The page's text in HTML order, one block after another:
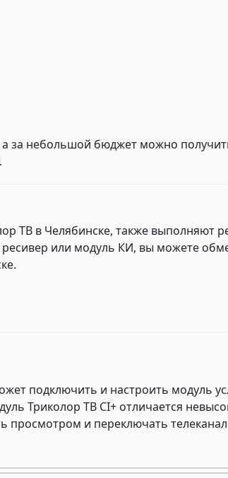
а за небольшой бюджет можно
ТВ в Челябинске, также выполняют
или модуль КИ, вы можете
подключить и настроить модуль
Триколор ТВ CI+ отличается
и переключать